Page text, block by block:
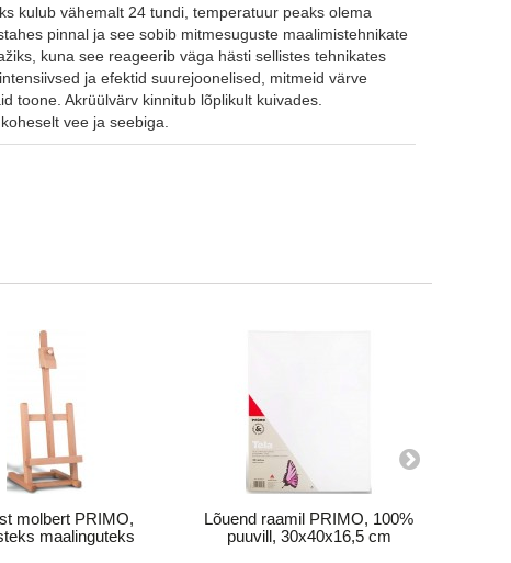
kulub vähemalt 24 tundi, temperatuur peaks olema
pinnal ja see sobib mitmesuguste maalimistehnikate
kuna see reageerib väga hästi sellistes tehnikates
ja efektid suurejoonelised, mitmeid värve
toone. Akrüülvärv kinnitub lõplikult kuivades.
vee ja seebiga.
molbert PRIMO,
maalinguteks
Lõuend raamil PRIMO, 100%
puuvill, 30x40x16,5 cm